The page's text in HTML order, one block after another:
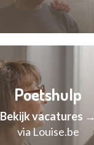
Poetshulp
Bekijk vacatures →
via Louise.be